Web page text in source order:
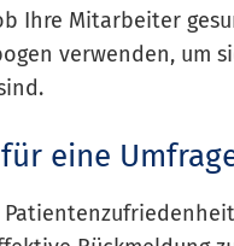
Ihre Mitarbeiter
verwenden, um
eine